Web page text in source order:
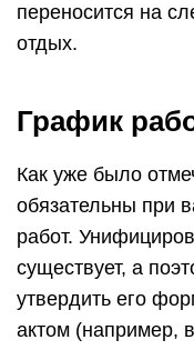
переносится на
отдых.
График
Как уже было
обязательны при
работ.
существует, а
утвердить его
актом (например,